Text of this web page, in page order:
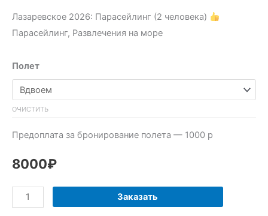
Лазаревское 2026: Парасейлинг (2 человека)
Парасейлинг, Развлечения на море
Полет
ОЧИСТИТЬ
Предоплата за бронирование полета — 1000 р
8000₽
Количество
товара
Заказать